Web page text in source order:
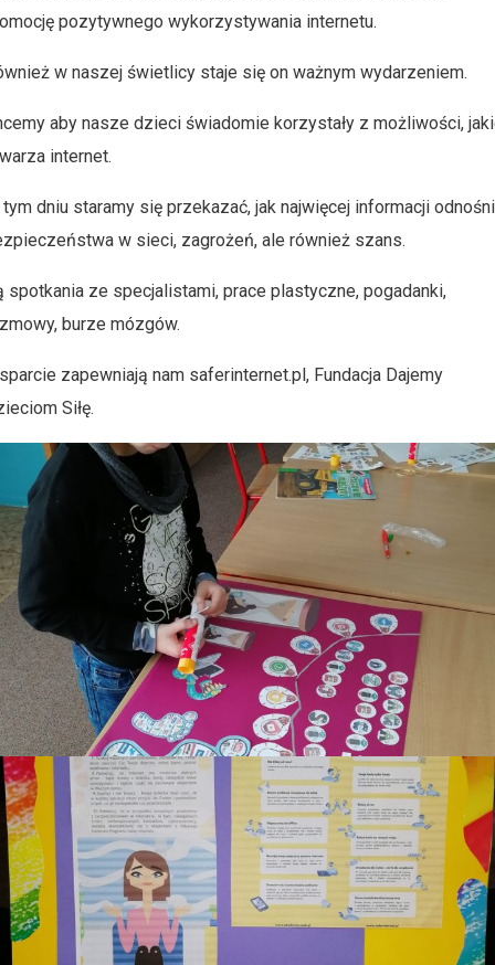
pozytywnego wykorzystywania internetu.
w naszej świetlicy staje się on ważnym wydarzeniem.
aby nasze dzieci świadomie korzystały z możliwości,
internet.
tym dniu staramy się przekazać, jak najwięcej informacji
w sieci, zagrożeń, ale również szans.
spotkania ze specjalistami, prace plastyczne, pogadanki,
burze mózgów.
zapewniają nam saferinternet.pl, Fundacja Dajemy
Siłę.